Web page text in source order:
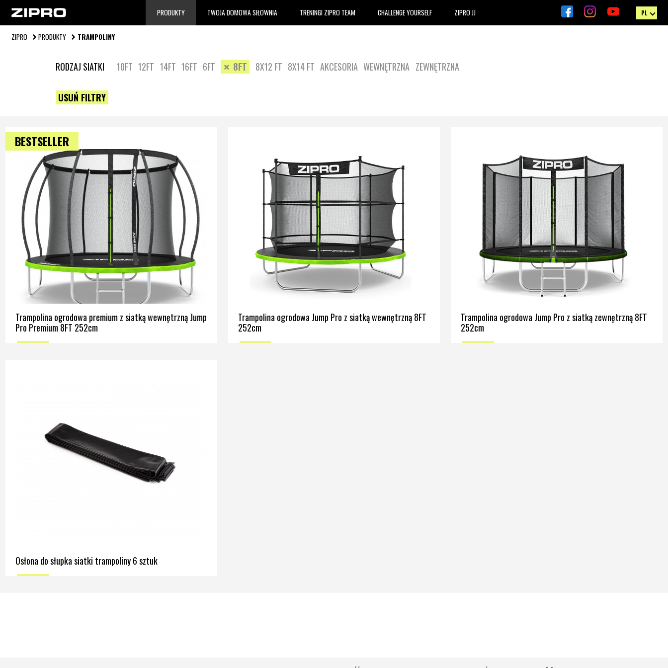
PRODUKTY TWOJA DOMOWA SIŁOWNIA TRENINGI ZIPRO TEAM CHALLENGE YOURSELF ZIPRO JJ PL
ZIPRO PRODUKTY TRAMPOLINY
RODZAJ SIATKI 10FT 12FT 14FT 16FT 6FT 8FT 8X12 FT 8X14 FT AKCESORIA WEWNĘTRZNA ZEWNĘTRZNA
USUŃ FILTRY
BESTSELLER
Trampolina ogrodowa premium z siatką wewnętrzną Jump
Pro Premium 8FT 252cm
Trampolina ogrodowa Jump Pro z siatką wewnętrzną 8FT
252cm
Trampolina ogrodowa Jump Pro z siatką zewnętrzną 8FT
252cm
Osłona do słupka siatki trampoliny 6 sztuk